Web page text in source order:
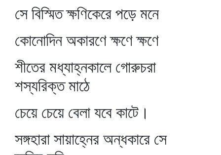
সে বিস্মিত ক্ষণিকেরে পড়ে মনে
কোনোদিন অকারণে ক্ষণে ক্ষণে
শীতের মধ্যাহ্নকালে গোরুচরা
শস্যরিক্ত মাঠে
চেয়ে চেয়ে বেলা যবে কাটে।
সঙ্গহারা সায়াহ্নের অন্ধকারে সে